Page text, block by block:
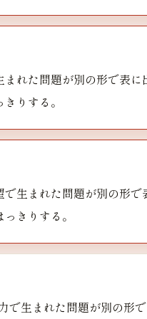
れた問題が別の形で表に
りする。
生まれた問題が別の形で
きりする。
で生まれた問題が別の形